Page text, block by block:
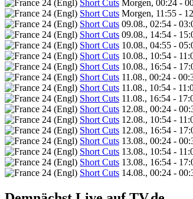
Short Cuts Morgen, 00:24 -
Short Cuts Morgen, 11:55 -
Short Cuts 09.08., 02:54 -
Short Cuts 09.08., 14:54 -
Short Cuts 10.08., 04:55 -
Short Cuts 10.08., 10:54 -
Short Cuts 10.08., 16:54 -
Short Cuts 11.08., 00:24 -
Short Cuts 11.08., 10:54 -
Short Cuts 11.08., 16:54 -
Short Cuts 12.08., 00:24 -
Short Cuts 12.08., 10:54 -
Short Cuts 12.08., 16:54 -
Short Cuts 13.08., 00:24 -
Short Cuts 13.08., 10:54 -
Short Cuts 13.08., 16:54 -
Short Cuts 14.08., 00:24 -